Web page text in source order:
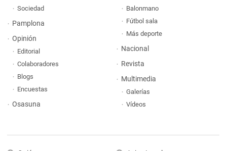
Sociedad
Pamplona
Opinión
Editorial
Colaboradores
Blogs
Encuestas
Osasuna
Balonmano
Fútbol sala
Más deporte
Nacional
Revista
Multimedia
Galerías
Vídeos